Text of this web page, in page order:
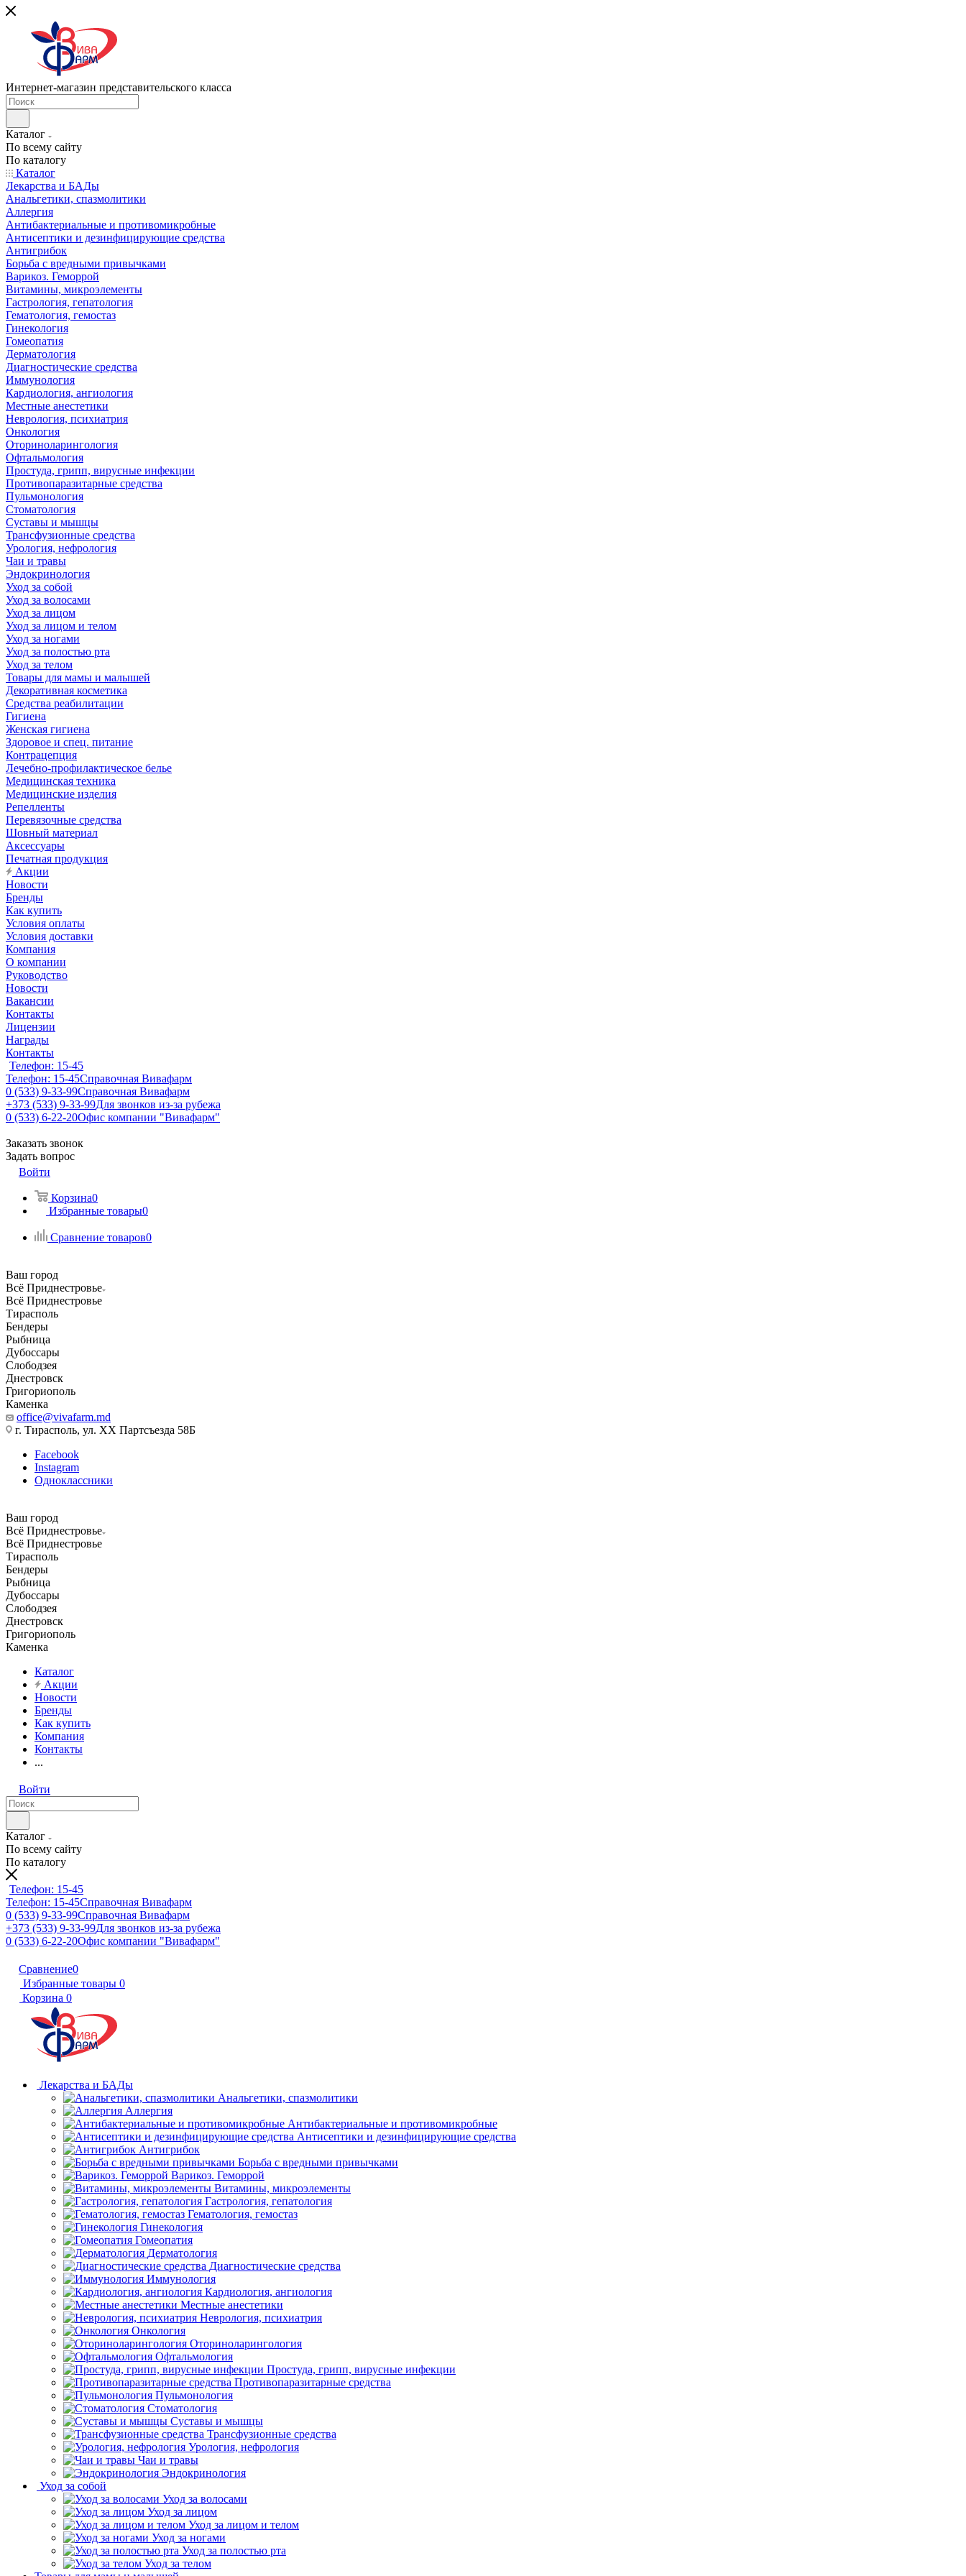
Интернет-магазин представительского класса
Каталог
По всему сайту
По каталогу
Каталог
Лекарства и БАДы
Анальгетики, спазмолитики
Аллергия
Антибактериальные и противомикробные
Антисептики и дезинфицирующие средства
Антигрибок
Борьба с вредными привычками
Варикоз. Геморрой
Витамины, микроэлементы
Гастрология, гепатология
Гематология, гемостаз
Гинекология
Гомеопатия
Дерматология
Диагностические средства
Иммунология
Кардиология, ангиология
Местные анестетики
Неврология, психиатрия
Онкология
Оториноларингология
Офтальмология
Простуда, грипп, вирусные инфекции
Противопаразитарные средства
Пульмонология
Стоматология
Суставы и мышцы
Трансфузионные средства
Урология, нефрология
Чаи и травы
Эндокринология
Уход за собой
Уход за волосами
Уход за лицом
Уход за лицом и телом
Уход за ногами
Уход за полостью рта
Уход за телом
Товары для мамы и малышей
Декоративная косметика
Средства реабилитации
Гигиена
Женская гигиена
Здоровое и спец. питание
Контрацепция
Лечебно-профилактическое белье
Медицинская техника
Медицинские изделия
Репелленты
Перевязочные средства
Шовный материал
Аксессуары
Печатная продукция
Акции
Новости
Бренды
Как купить
Условия оплаты
Условия доставки
Компания
О компании
Руководство
Новости
Вакансии
Контакты
Лицензии
Награды
Контакты
Телефон: 15-45
Телефон: 15-45Справочная Вивафарм
0 (533) 9-33-99Справочная Вивафарм
+373 (533) 9-33-99Для звонков из-за рубежа
0 (533) 6-22-20Офис компании "Вивафарм"
Заказать звонок
Задать вопрос
Войти
Корзина0
Избранные товары0
Сравнение товаров0
Ваш город
Всё Приднестровье
Всё Приднестровье
Тирасполь
Бендеры
Рыбница
Дубоссары
Слободзея
Днестровск
Григориополь
Каменка
office@vivafarm.md
г. Тирасполь, ул. ХХ Партсъезда 58Б
Facebook
Instagram
Одноклассники
Ваш город
Всё Приднестровье
Всё Приднестровье
Тирасполь
Бендеры
Рыбница
Дубоссары
Слободзея
Днестровск
Григориополь
Каменка
Каталог
Акции
Новости
Бренды
Как купить
Компания
Контакты
...
Войти
Каталог
По всему сайту
По каталогу
Телефон: 15-45
Телефон: 15-45Справочная Вивафарм
0 (533) 9-33-99Справочная Вивафарм
+373 (533) 9-33-99Для звонков из-за рубежа
0 (533) 6-22-20Офис компании "Вивафарм"
Сравнение0
Избранные товары 0
Корзина 0
Лекарства и БАДы
Анальгетики, спазмолитики
Аллергия
Антибактериальные и противомикробные
Антисептики и дезинфицирующие средства
Антигрибок
Борьба с вредными привычками
Варикоз. Геморрой
Витамины, микроэлементы
Гастрология, гепатология
Гематология, гемостаз
Гинекология
Гомеопатия
Дерматология
Диагностические средства
Иммунология
Кардиология, ангиология
Местные анестетики
Неврология, психиатрия
Онкология
Оториноларингология
Офтальмология
Простуда, грипп, вирусные инфекции
Противопаразитарные средства
Пульмонология
Стоматология
Суставы и мышцы
Трансфузионные средства
Урология, нефрология
Чаи и травы
Эндокринология
Уход за собой
Уход за волосами
Уход за лицом
Уход за лицом и телом
Уход за ногами
Уход за полостью рта
Уход за телом